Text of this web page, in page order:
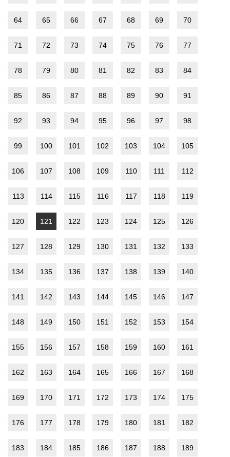
64 65 66 67 68 69 70
71 72 73 74 75 76 77
78 79 80 81 82 83 84
85 86 87 88 89 90 91
92 93 94 95 96 97 98
99 100 101 102 103 104 105
106 107 108 109 110 111 112
113 114 115 116 117 118 119
120 121 122 123 124 125 126
127 128 129 130 131 132 133
134 135 136 137 138 139 140
141 142 143 144 145 146 147
148 149 150 151 152 153 154
155 156 157 158 159 160 161
162 163 164 165 166 167 168
169 170 171 172 173 174 175
176 177 178 179 180 181 182
183 184 185 186 187 188 189